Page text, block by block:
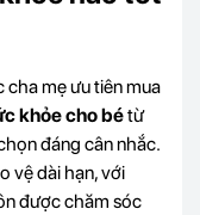
cha mẹ ưu tiên mua
khỏe cho bétừ
đáng cân nhắc.
vệ dài hạn, với
được chăm sóc